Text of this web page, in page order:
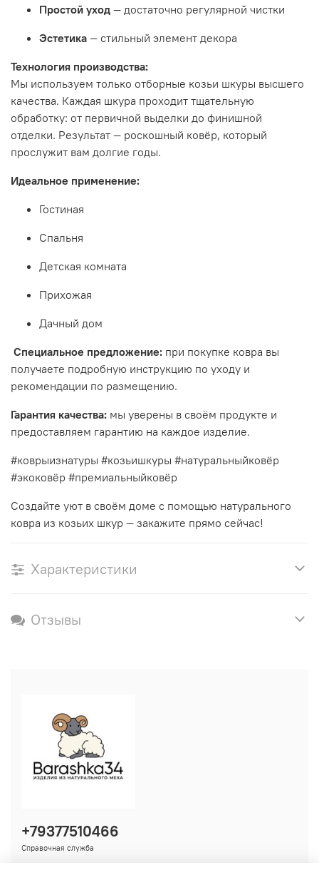
Простой уход — достаточно регулярной чистки
Эстетика — стильный элемент декора
Технология производства:
Мы используем только отборные козьи шкуры высшего
качества. Каждая шкура проходит тщательную
обработку: от первичной выделки до финишной
отделки. Результат — роскошный ковёр, который
прослужит вам долгие годы.
Идеальное применение:
Гостиная
Спальня
Детская комната
Прихожая
Дачный дом
Специальное предложение: при покупке ковра вы
получаете подробную инструкцию по уходу и
рекомендации по размещению.
Гарантия качества: мы уверены в своём продукте и
предоставляем гарантию на каждое изделие.
#коврыизнатуры #козьишкуры #натуральныйковёр
#экоковёр #премиальныйковёр
Создайте уют в своём доме с помощью натурального
ковра из козьих шкур — закажите прямо сейчас!
Характеристики
Отзывы
+79377510466
Справочная служба